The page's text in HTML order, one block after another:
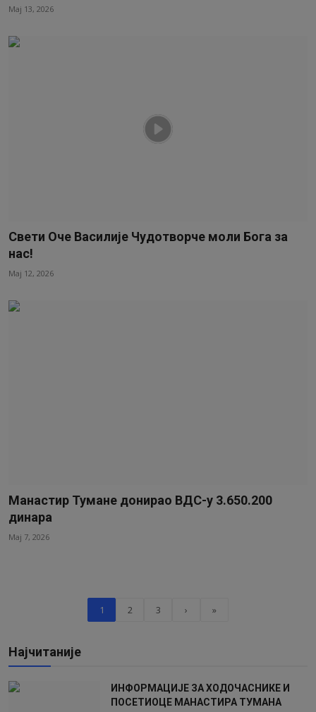
Мај 13, 2026
Свети Оче Василије Чудотворче моли Бога за
нас!
Мај 12, 2026
Манастир Тумане донирао ВДС-у 3.650.200
динара
Мај 7, 2026
1 2 3 › »
Најчитаније
ИНФОРМАЦИЈЕ ЗА ХОДОЧАСНИКЕ И
ПОСЕТИОЦЕ МАНАСТИРА ТУМАНА